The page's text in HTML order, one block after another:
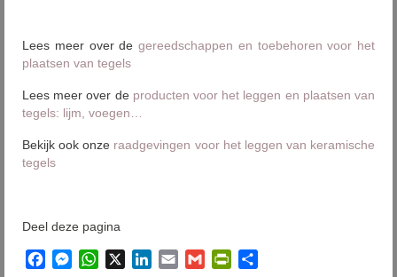
Lees meer over de gereedschappen en toebehoren voor het
plaatsen van tegels
Lees meer over de producten voor het leggen en plaatsen van
tegels: lijm, voegen…
Bekijk ook onze raadgevingen voor het leggen van keramische
tegels
Deel deze pagina
FacebookMessenger
WhatsAppLinkedIn
Email Gmail PrintFriendly